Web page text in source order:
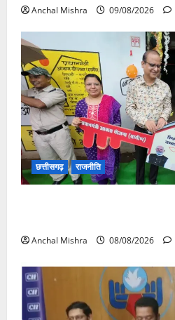
Anchal Mishra 09/08/2026
छत्तीसगढ़ राजनीति
Anchal Mishra 08/08/2026